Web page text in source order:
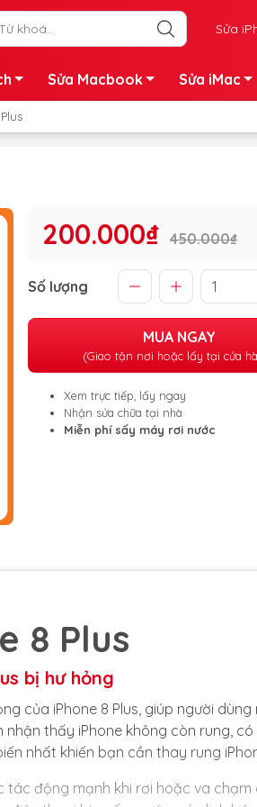
Sửa
Sửa Macbook Sửa iMac
200.000₫ 450.000₫
Số lượng
MUA NGAY
(Giao tận nơi hoặc lấy tại cửa
Xem trực tiếp, lấy ngay
Nhận sửa chữa tại nhà
Miễn phí sấy máy rơi nước
8 Plus
bị hư hỏng
của iPhone 8 Plus, giúp người
nhận thấy iPhone không còn rung,
nhất khiến bạn cần thay rung
tác động mạnh khi rơi hoặc va